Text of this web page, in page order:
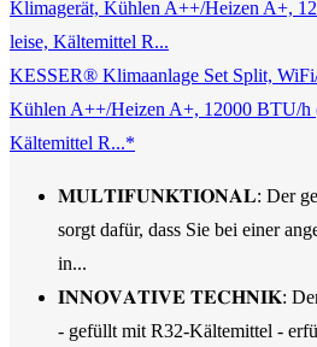
KESSER® Klimaanlage Set Split,
Kühlen A++/Heizen A+, 12000 BTU/h
Kältemittel R...*
𝐌𝐔𝐋𝐓𝐈𝐅𝐔𝐍𝐊𝐓𝐈𝐎𝐍𝐀𝐋: Der
sorgt dafür, dass Sie bei einer
in...
𝐈𝐍𝐍𝐎𝐕𝐀𝐓𝐈𝐕𝐄 𝐓𝐄𝐂𝐇𝐍𝐈𝐊: Der
- gefüllt mit R32-Kältemittel -